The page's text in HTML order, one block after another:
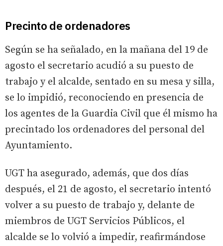
Precinto de ordenadores
Según se ha señalado, en la mañana del 19 de
agosto el secretario acudió a su puesto de
trabajo y el alcalde, sentado en su mesa y silla,
se lo impidió, reconociendo en presencia de
los agentes de la Guardia Civil que él mismo ha
precintado los ordenadores del personal del
Ayuntamiento.
UGT ha asegurado, además, que dos días
después, el 21 de agosto, el secretario intentó
volver a su puesto de trabajo y, delante de
miembros de UGT Servicios Públicos, el
alcalde se lo volvió a impedir, reafirmándose